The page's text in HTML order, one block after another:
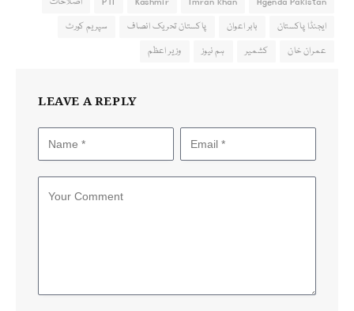
ایجنڈا پاکستان
بابر اعوان پاکستان تحریک انصاف
سپریم کورٹ
عمران خان
کشمیر ہم نیوز وزیر اعظم
LEAVE A REPLY